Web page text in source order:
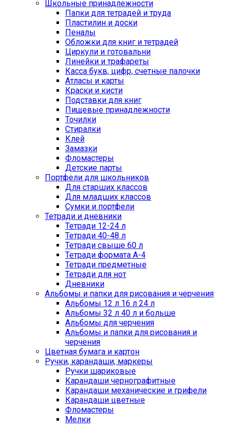
Школьные принадлежности
Папки для тетрадей и труда
Пластилин и доски
Пеналы
Обложки для книг и тетрадей
Циркули и готовальни
Линейки и трафареты
Касса букв, цифр, счетные палочки
Атласы и карты
Краски и кисти
Подставки для книг
Пищевые принадлежности
Точилки
Стиралки
Клей
Замазки
Фломастеры
Детские парты
Портфели для школьников
Для старших классов
Для младших классов
Сумки и портфели
Тетради и дневники
Тетради 12-24 л
Тетради 40-48 л
Тетради свыше 60 л
Тетради формата А-4
Тетради предметные
Тетради для нот
Дневники
Альбомы и папки для рисования и черчения
Альбомы 12 л 16 л 24 л
Альбомы 32 л 40 л и больше
Альбомы для черчения
Альбомы и папки для рисования и
черчения
Цветная бумага и картон
Ручки, карандаши, маркеры
Ручки шариковые
Карандаши чернографитные
Карандаши механические и грифели
Карандаши цветные
Фломастеры
Мелки